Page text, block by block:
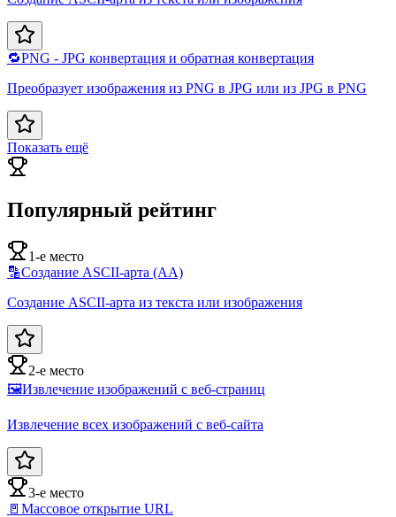
🔁PNG - JPG конвертация и обратная конвертация
Преобразует изображения из PNG в JPG или из JPG в PNG
Показать ещё
Популярный рейтинг
1-е место
🔡Создание ASCII-арта (AA)
Создание ASCII-арта из текста или изображения
2-е место
🖼️Извлечение изображений с веб-страниц
Извлечение всех изображений с веб-сайта
3-е место
🚪 Массовое открытие URL